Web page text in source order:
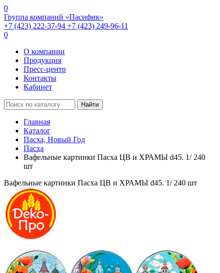
0
Группа компаний «Пасифик»
+7 (423) 222-37-94 +7 (423) 249-96-11
0
О компании
Продукция
Пресс-центр
Контакты
Кабинет
Найти
Главная
Каталог
Пасха, Новый Год
Пасха
Вафельные картинки Пасха ЦВ и ХРАМЫ d45. 1/ 240
шт
Вафельные картинки Пасха ЦВ и ХРАМЫ d45. 1/ 240 шт